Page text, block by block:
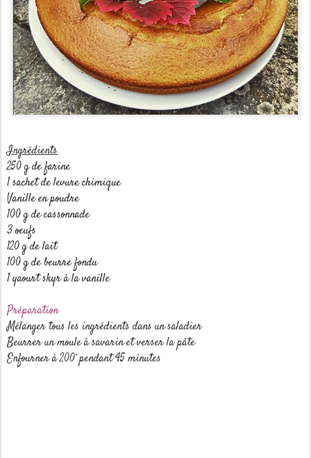
Ingrédients
250 g de farine
1 sachet de levure chimique
Vanille en poudre
100 g de cassonnade
3 oeufs
120 g de lait
100 g de beurre fondu
1 yaourt skyr à la vanille
Préparation
Mélanger tous les ingrédients dans un saladier
Beurrer un moule à savarin et verser la pâte
Enfourner à 200° pendant 45 minutes